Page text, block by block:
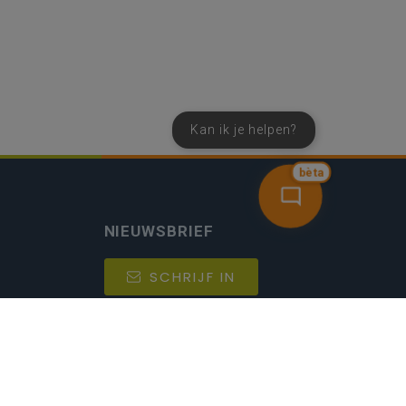
bèta
Kan ik je helpen?
NIEUWSBRIEF
SCHRIJF IN